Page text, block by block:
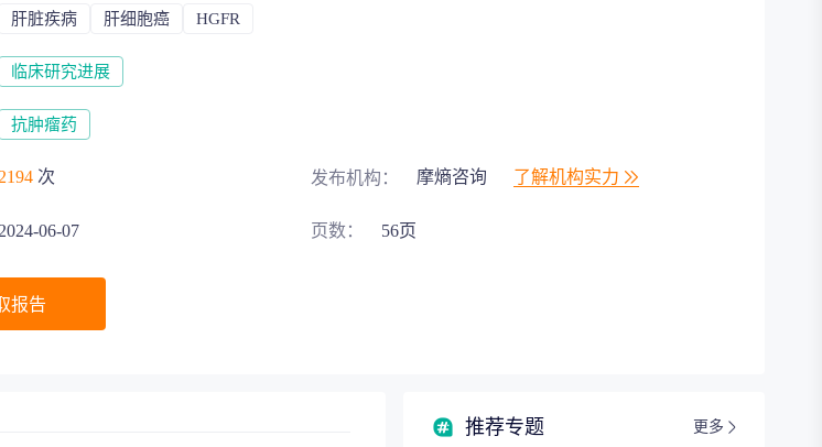
决策
体规划
受体，阻断受体的活性，从而抑制HGFR信号传导通路，抑制肿瘤细胞增殖和迁移。HGFR受体拮抗剂目前
和空间预测、研发竞争格局、产业链分析、投融资分析以及发展趋势等内容，以帮助客户更好地了解
肝脏疾病 肝细胞癌 HGFR
临床研究进展
抗肿瘤药
2194 次 发布机构： 摩熵咨询 了解机构实力
2024-06-07 页数： 56页
报告
推荐专题 更多